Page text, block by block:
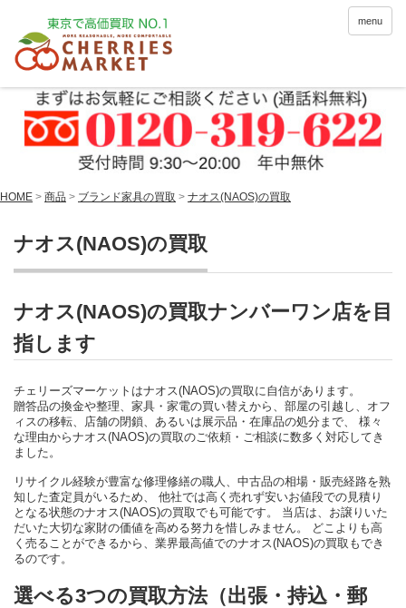
menu
HOME > 商品 > ブランド家具の買取 > ナオス(NAOS)の買取
ナオス(NAOS)の買取
ナオス(NAOS)の買取ナンバーワン店を目
指します
チェリーズマーケットはナオス(NAOS)の買取に自信があります。
贈答品の換金や整理、家具・家電の買い替えから、部屋の引越し、オフ
ィスの移転、店舗の閉鎖、あるいは展示品・在庫品の処分まで、 様々
な理由からナオス(NAOS)の買取のご依頼・ご相談に数多く対応してき
ました。
リサイクル経験が豊富な修理修繕の職人、中古品の相場・販売経路を熟
知した査定員がいるため、 他社では高く売れず安いお値段での見積り
となる状態のナオス(NAOS)の買取でも可能です。 当店は、お譲りいた
だいた大切な家財の価値を高める努力を惜しみません。 どこよりも高
く売ることができるから、業界最高値でのナオス(NAOS)の買取もでき
るのです。
選べる3つの買取方法（出張・持込・郵